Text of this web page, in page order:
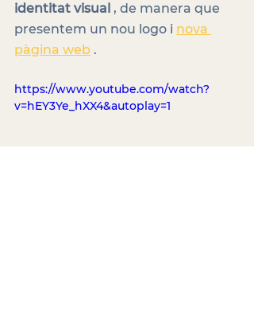
identitat visual , de manera que
presentem un nou logo i nova
pàgina web .
https://www.youtube.com/watch?
v=hEY3Ye_hXX4&autoplay=1